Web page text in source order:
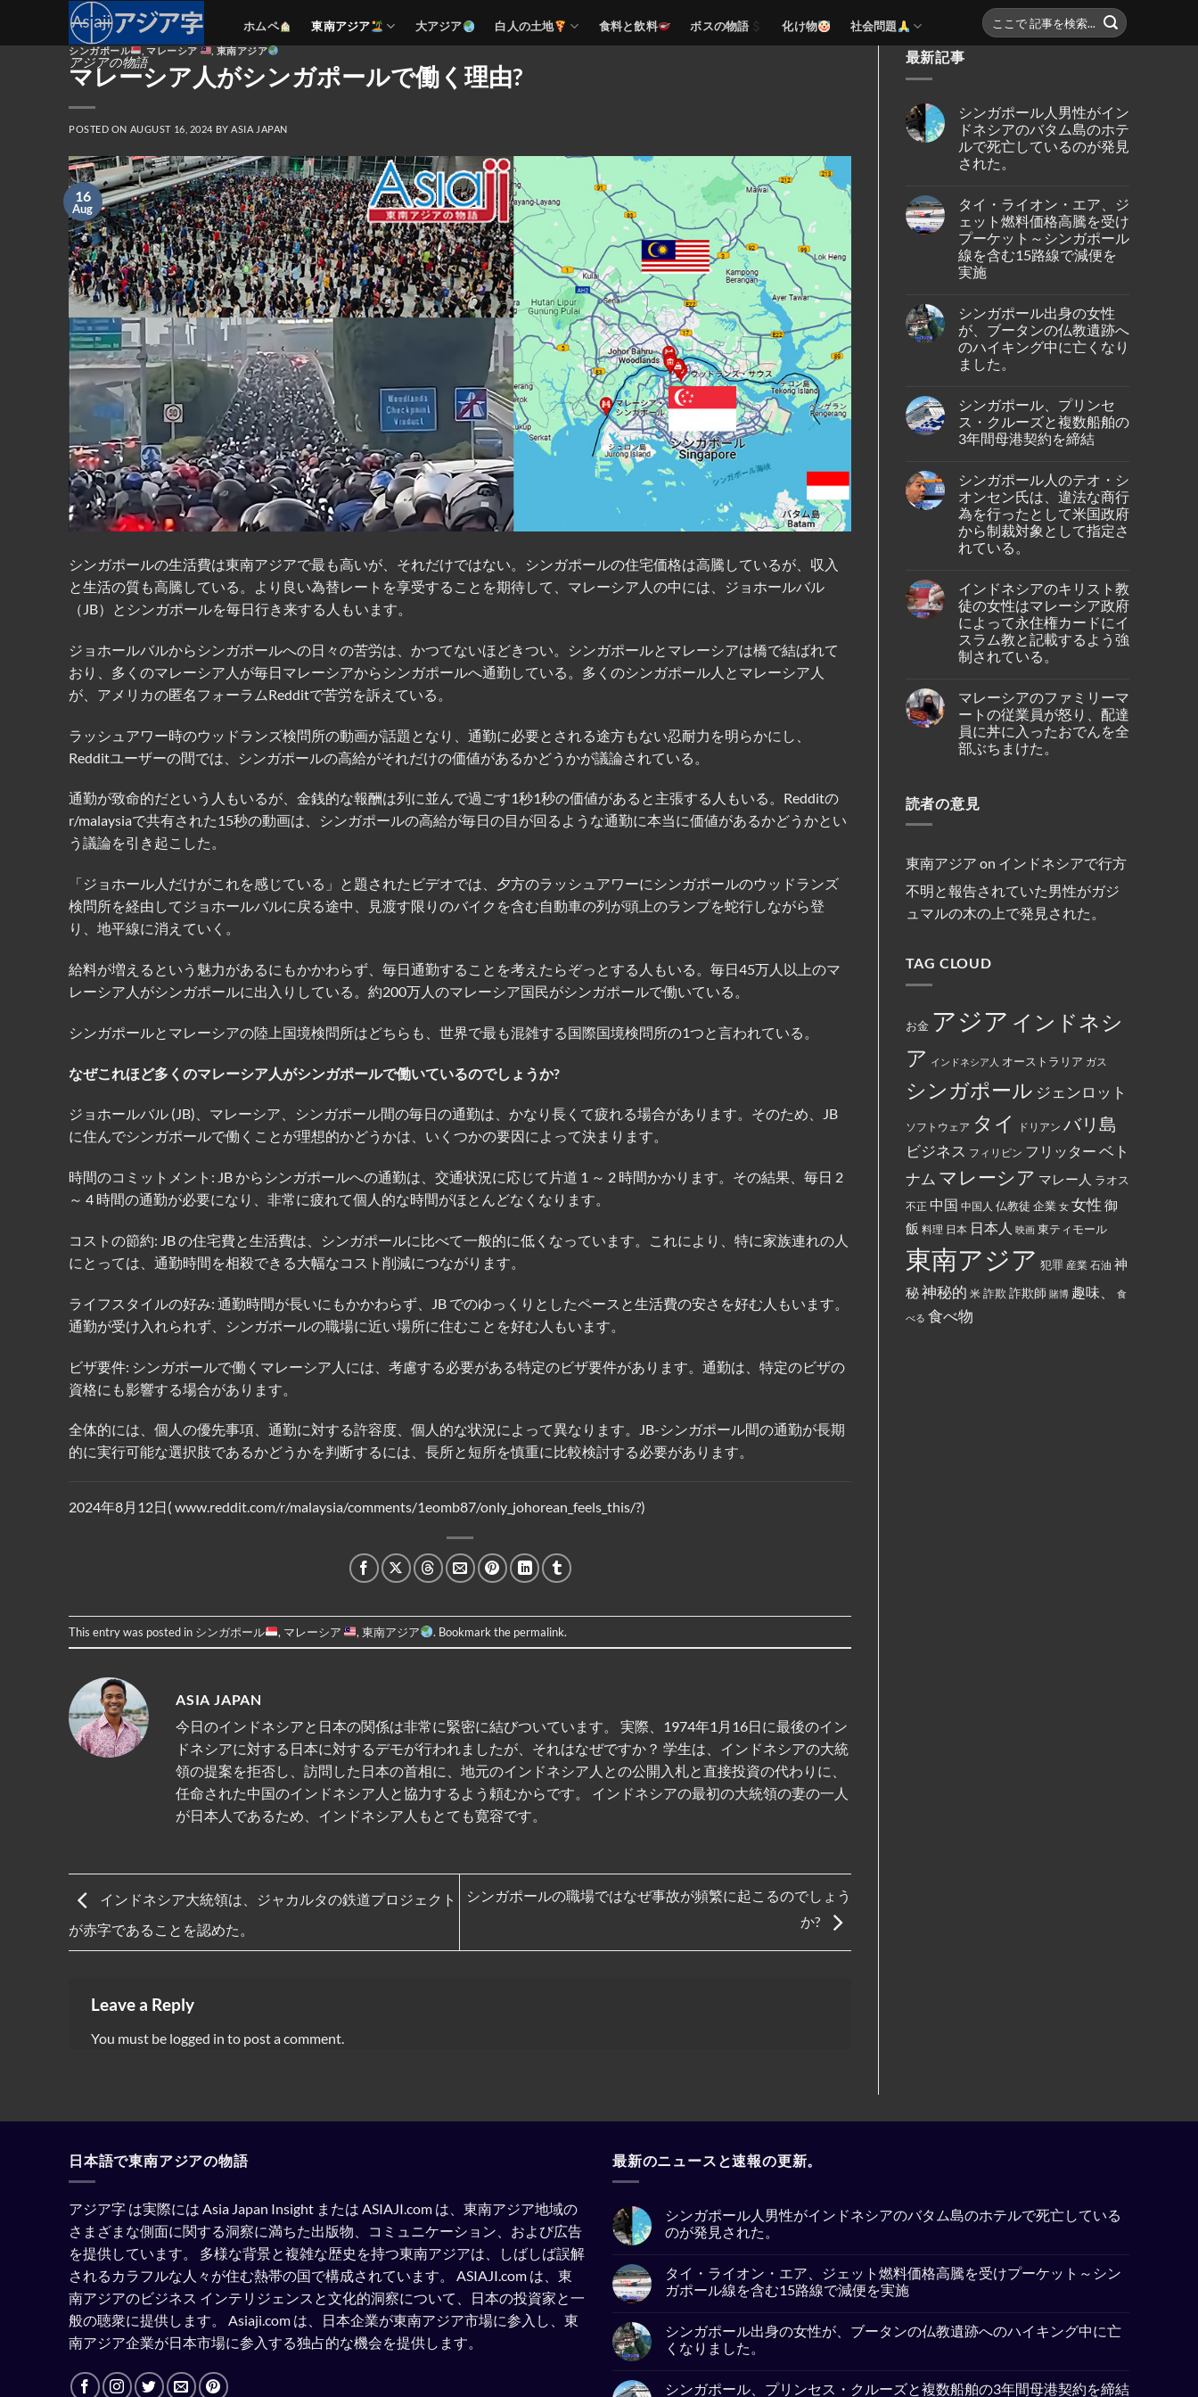
アジアの物語
ホムペ 東南アジア 大アジア 白人の土地 食料と飲料 ボスの物語 化け物 社会問題
シンガポール ,マレーシア 東南アジア
マレーシア人がシンガポールで働く理由?
POSTED ON AUGUST 16, 2024 BYASIA JAPAN
16
Aug
シンガポールの生活費は東南アジアで最も高いが、それだけではない。シンガポールの住宅価格は高騰しているが、収入
と生活の質も高騰している。より良い為替レートを享受することを期待して、マレーシア人の中には、ジョホールバル
（JB）とシンガポールを毎日行き来する人もいます。
ジョホールバルからシンガポールへの日々の苦労は、かつてないほどきつい。シンガポールとマレーシアは橋で結ばれて
おり、多くのマレーシア人が毎日マレーシアからシンガポールへ通勤している。多くのシンガポール人とマレーシア人
が、アメリカの匿名フォーラムRedditで苦労を訴えている。
ラッシュアワー時のウッドランズ検問所の動画が話題となり、通勤に必要とされる途方もない忍耐力を明らかにし、
Redditユーザーの間では、シンガポールの高給がそれだけの価値があるかどうかが議論されている。
通勤が致命的だという人もいるが、金銭的な報酬は列に並んで過ごす1秒1秒の価値があると主張する人もいる。Redditの
r/malaysiaで共有された15秒の動画は、シンガポールの高給が毎日の目が回るような通勤に本当に価値があるかどうかとい
う議論を引き起こした。
「ジョホール人だけがこれを感じている」と題されたビデオでは、夕方のラッシュアワーにシンガポールのウッドランズ
検問所を経由してジョホールバルに戻る途中、見渡す限りのバイクを含む自動車の列が頭上のランプを蛇行しながら登
り、地平線に消えていく。
給料が増えるという魅力があるにもかかわらず、毎日通勤することを考えたらぞっとする人もいる。毎日45万人以上のマ
レーシア人がシンガポールに出入りしている。約200万人のマレーシア国民がシンガポールで働いている。
シンガポールとマレーシアの陸上国境検問所はどちらも、世界で最も混雑する国際国境検問所の1つと言われている。
なぜこれほど多くのマレーシア人がシンガポールで働いているのでしょうか?
ジョホールバル (JB)、マレーシア、シンガポール間の毎日の通勤は、かなり長くて疲れる場合があります。そのため、JB
に住んでシンガポールで働くことが理想的かどうかは、いくつかの要因によって決まります。
時間のコミットメント: JB からシンガポールへの通勤は、交通状況に応じて片道 1 ～ 2 時間かかります。その結果、毎日 2
～ 4 時間の通勤が必要になり、非常に疲れて個人的な時間がほとんどなくなります。
コストの節約: JB の住宅費と生活費は、シンガポールに比べて一般的に低くなっています。これにより、特に家族連れの人
にとっては、通勤時間を相殺できる大幅なコスト削減につながります。
ライフスタイルの好み: 通勤時間が長いにもかかわらず、JB でのゆっくりとしたペースと生活費の安さを好む人もいます。
通勤が受け入れられず、シンガポールの職場に近い場所に住むことを好む人もいます。
ビザ要件: シンガポールで働くマレーシア人には、考慮する必要がある特定のビザ要件があります。通勤は、特定のビザの
資格にも影響する場合があります。
全体的には、個人の優先事項、通勤に対する許容度、個人的な状況によって異なります。JB-シンガポール間の通勤が長期
的に実行可能な選択肢であるかどうかを判断するには、長所と短所を慎重に比較検討する必要があります。
2024年8月12日( www.reddit.com/r/malaysia/comments/1eomb87/only_johorean_feels_this/?)
This entry was posted in シンガポール , マレーシア ,東南アジア . Bookmark the permalink.
ASIA JAPAN
今日のインドネシアと日本の関係は非常に緊密に結びついています。 実際、1974年1月16日に最後のイン
ドネシアに対する日本に対するデモが行われましたが、それはなぜですか？ 学生は、インドネシアの大統
領の提案を拒否し、訪問した日本の首相に、地元のインドネシア人との公開入札と直接投資の代わりに、
任命された中国のインドネシア人と協力するよう頼むからです。 インドネシアの最初の大統領の妻の一人
が日本人であるため、インドネシア人もとても寛容です。
インドネシア大統領は、ジャカルタの鉄道プロジェクト
が赤字であることを認めた。
シンガポールの職場ではなぜ事故が頻繁に起こるのでしょう
か?
Leave a Reply
You must be logged in to post a comment.
最新記事
シンガポール人男性がイン
ドネシアのバタム島のホテ
ルで死亡しているのが発見
された。
on
シ
ン
ガ
ポ
ー
ル
性
が
イ
ン
ド
ネ
の
バ
タ
ム
島
テ
ル
で
死
亡
し
て
の
が
発
見
さ
れ
た。
タイ・ライオン・エア、ジ
ェット燃料価格高騰を受け
プーケット～シンガポール
線を含む15路線で減便を
実施
on
タ
イ・
ラ
イ
オ
ア、
ジ
ェ
ッ
料
価
格
高
騰
を
受
け
ケ
ッ
ト
～
シ
ン
ガ
ル
線
を
含
む
15
減
便
シンガポール出身の女性
が、ブータンの仏教遺跡へ
のハイキング中に亡くなり
ました。
on
シ
ン
ガ
ル
出
身
の
女
性
が、
ブ
ン
の
仏
教
遺
跡
へ
イ
キ
ン
グ
中
に
り
ま
シンガポール、プリンセ
ス・クルーズと複数船舶の
3年間母港契約を締結
on
シ
ン
ガ
ポ
ー
ル、
セ
ス・
ク
ル
ー
ズ
と
船
3
年
間
約
を
シンガポール人のテオ・シ
オンセン氏は、違法な商行
為を行ったとして米国政府
から制裁対象として指定さ
れている。
on
シ
ン
ガ
ポ
ー
ル
テ
オ・
シ
オ
ン
セ
違
法
を
っ
た
と
国
政
制
裁
と
て
指
さ
れ
い
インドネシアのキリスト教
徒の女性はマレーシア政府
によって永住権カードにイ
スラム教と記載するよう強
制されている。
on
ド
ネ
シ
リ
ス
の
女
は
レ
政
て
永
カ
ド
に
ス
ム
教
と
記
す
よ
強
制
れ
て
い
る。
マレーシアのファミリーマ
ートの従業員が怒り、配達
員に丼に入ったおでんを全
部ぶちまけた。
マ
レ
の
フ
ミ
ー
の
怒
り、
員
丼
に
っ
お
で
ん
を
部
ち
け
た。
読者の意見
東南アジア on インドネシアで行方
不明と報告されていた男性がガジ
ュマルの木の上で発見された。
TAG CLOUD
お金 アジア インドネシ
ア インドネシア人 オーストラリア ガス
シンガポール ジェンロット
ソフトウェア タイ ドリアン バリ島
ビジネス フィリピン フリッター ベト
ナム マレーシア マレー人 ラオス
不正 中国 中国人 仏教徒 企業 女 女性 御
飯 料理 日本 日本人 映画 東ティモール
東南アジア 犯罪 産業 石油 神
秘神秘的 米 詐欺 詐欺師 賭博 趣味、 食
べる 食べ物
日本語で東南アジアの物語
アジア字 は実際には Asia Japan Insight または ASIAJI.com は、東南アジア地域の
さまざまな側面に関する洞察に満ちた出版物、コミュニケーション、および広告
を提供しています。
多様な背景と複雑な歴史を持つ東南アジアは、しばしば誤解
されるカラフルな人々が住む熱帯の国で構成されています。
ASIAJI.com は、東
南アジアのビジネス インテリジェンスと文化的洞察について、日本の投資家と一
般の聴衆に提供します。
Asiaji.com は、日本企業が東南アジア市場に参入し、東
南アジア企業が日本市場に参入する独占的な機会を提供します。
最新のニュースと速報の更新。
シンガポール人男性がインドネシアのバタム島のホテルで死亡している
のが発見された。
on
シ
ン
ー
ル
人
が
タイ・ライオン・エア、ジェット燃料価格高騰を受けプーケット～シン
ガポール線を含む15路線で減便を実施
on
タ
イ・
オ
シンガポール出身の女性が、ブータンの仏教遺跡へのハイキング中に亡
くなりました。
on
シンガポール、プリンセス・クルーズと複数船舶の3年間母港契約を締結